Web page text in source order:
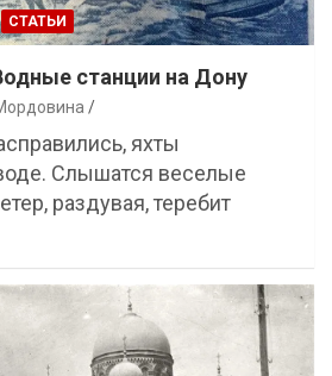
СТАТЬИ
станции на Дону
яхты
Слышатся веселые
раздувая, теребит